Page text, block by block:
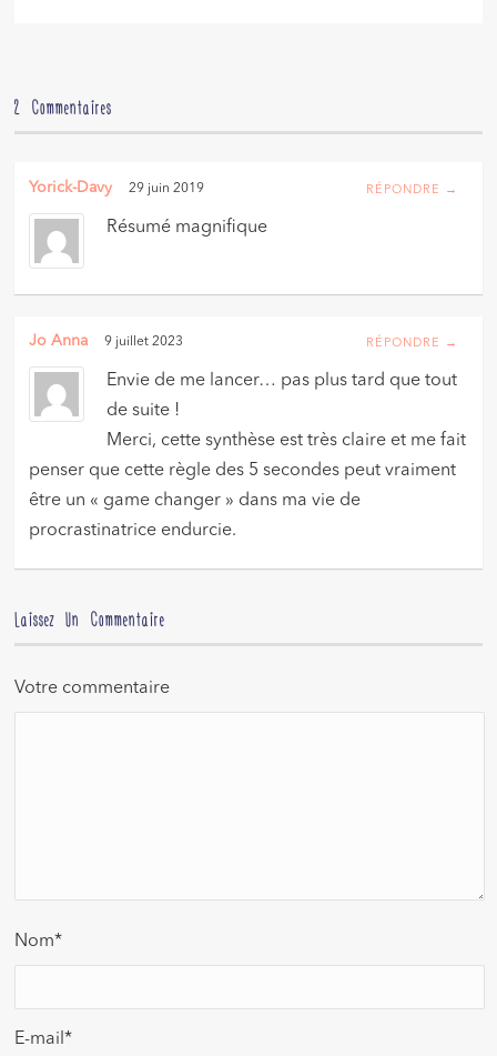
2 Commentaires
Yorick-Davy 29 juin 2019 RÉPONDRE →
Résumé magnifique
Jo Anna 9 juillet 2023 RÉPONDRE →
Envie de me lancer… pas plus tard que tout
de suite !
Merci, cette synthèse est très claire et me fait
penser que cette règle des 5 secondes peut vraiment
être un « game changer » dans ma vie de
procrastinatrice endurcie.
Laissez Un Commentaire
Votre commentaire
Nom*
E-mail*